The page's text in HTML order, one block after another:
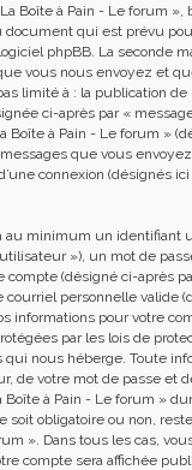
Boîte à Pain - Le forum »,
document qui est prévu
phpBB. La seconde
vous nous envoyez et
limité à : la publication
ci-après par «
Boîte à Pain - Le forum »
que vous
connexion (désignés
au minimum un identifiant
»), un mot de
compte (désigné ci-après
courriel personnelle valide
informations pour votre
par les lois de
qui nous héberge. Toute
de votre mot de passe et
à Pain - Le forum »
soit obligatoire ou non,
». Dans tous les cas,
compte sera affichée